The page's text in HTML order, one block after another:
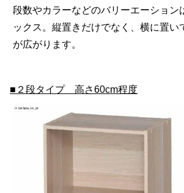
段数やカラーなどのバリーエーション
ックス。縦置きだけでなく、横に置い
が広がります。
■２段タイプ 高さ60cm程度